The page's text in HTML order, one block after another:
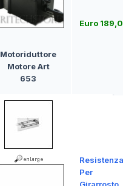
Motoriduttore
Motore Art
653
Euro
Resistenza
Per